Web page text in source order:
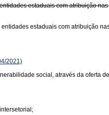
estaduais com atribuição
estaduais com atribuição
2021)
social, através da oferta